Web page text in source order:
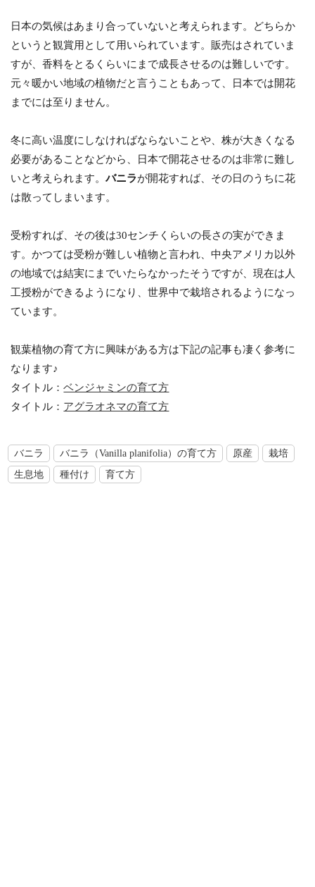
日本の気候はあまり合っていないと考えられます。どちらか
というと観賞用として用いられています。販売はされていま
すが、香料をとるくらいにまで成長させるのは難しいです。
元々暖かい地域の植物だと言うこともあって、日本では開花
までには至りません。
冬に高い温度にしなければならないことや、株が大きくなる
必要があることなどから、日本で開花させるのは非常に難し
いと考えられます。バニラが開花すれば、その日のうちに花
は散ってしまいます。
受粉すれば、その後は30センチくらいの長さの実ができま
す。かつては受粉が難しい植物と言われ、中央アメリカ以外
の地域では結実にまでいたらなかったそうですが、現在は人
工授粉ができるようになり、世界中で栽培されるようになっ
ています。
観葉植物の育て方に興味がある方は下記の記事も凄く参考に
なります♪
タイトル：ベンジャミンの育て方
タイトル： アグラオネマの育て方
バニラ バニラ（Vanilla planifolia）の育て方 原産
栽培
生息地
種付け 育て方